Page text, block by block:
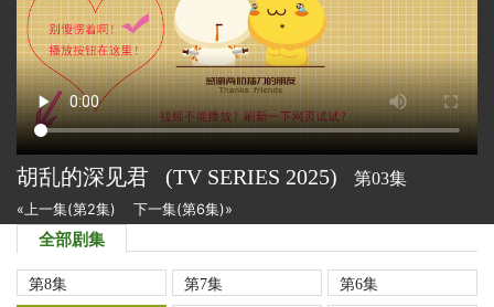
胡乱的深见君 (TV SERIES 2025) 第03集
«上一集(第2集) 下一集(第6集)»
全部剧集
第8集 第7集
第6集